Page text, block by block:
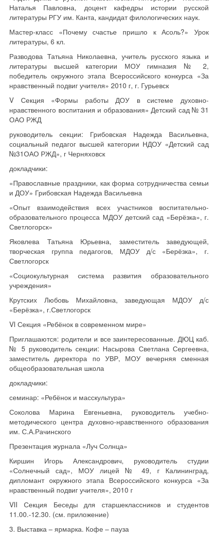
Наталья Павловна, доцент кафедры истории русской
литературы РГУ им. Канта, кандидат филологических наук.
Мастер-класс «Почему счастье пришло к Асоль?» Урок
литературы, 6 кл.
Разводова Татьяна Николаевна, учитель русского языка и
литературы высшей категории МОУ гимназия № 2,
победитель окружного этапа Всероссийского конкурса «За
нравственный подвиг учителя» 2010 г, г. Гурьевск
V Секция «Формы работы ДОУ в системе духовно-
нравственного воспитания и образования» Детский сад № 31
ОАО РЖД
руководитель секции: Грибовская Надежда Васильевна,
социальный педагог высшей категории НДОУ «Детский сад
№31ОАО РЖД», г Черняховск
докладчики:
«Православные праздники, как форма сотрудничества семьи
и ДОУ» Грибовская Надежда Васильевна
«Опыт взаимодействия всех участников воспитательно-
образовательного процесса МДОУ детский сад «Берёзка», г.
Светлогорск»
Яковлева Татьяна Юрьевна, заместитель заведующей,
творческая группа педагогов, МДОУ д/с «Берёзка», г.
Светлогорск
«Социокультурная система развития образовательного
учреждения»
Крутских Любовь Михайловна, заведующая МДОУ д/с
«Берёзка», г.Светлогорск
VI Секция «Ребёнок в современном мире»
Приглашаются: родители и все заинтересованные. ДЮЦ каб.
№ 5 руководитель секции: Насырова Светлана Сергеевна,
заместитель директора по УВР, МОУ вечерняя сменная
общеобразовательная школа
докладчики:
семинар: «Ребёнок и масскультура»
Соколова Марина Евгеньевна, руководитель учебно-
методического центра духовно-нравственного образования
им. С.А.Рачинского
Презентация журнала «Луч Солнца»
Киршин Игорь Александрович, руководитель студии
«Солнечный сад», МОУ лицей № 49, г Калининград,
дипломант окружного этапа Всероссийского конкурса «За
нравственный подвиг учителя», 2010 г
VII Секция Беседы для старшеклассников и студентов
11.00.-12.30. (см. приложение)
3. Выставка – ярмарка. Кофе – пауза